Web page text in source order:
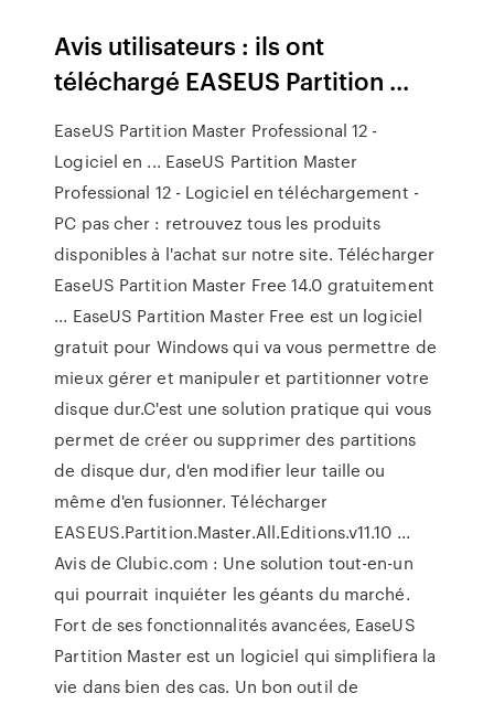
Avis utilisateurs : ils ont
téléchargé EASEUS Partition ...
EaseUS Partition Master Professional 12 -
Logiciel en ... EaseUS Partition Master
Professional 12 - Logiciel en téléchargement -
PC pas cher : retrouvez tous les produits
disponibles à l'achat sur notre site. Télécharger
EaseUS Partition Master Free 14.0 gratuitement
... EaseUS Partition Master Free est un logiciel
gratuit pour Windows qui va vous permettre de
mieux gérer et manipuler et partitionner votre
disque dur.C'est une solution pratique qui vous
permet de créer ou supprimer des partitions
de disque dur, d'en modifier leur taille ou
même d'en fusionner. Télécharger
EASEUS.Partition.Master.All.Editions.v11.10 ...
Avis de Clubic.com : Une solution tout-en-un
qui pourrait inquiéter les géants du marché.
Fort de ses fonctionnalités avancées, EaseUS
Partition Master est un logiciel qui simplifiera la
vie dans bien des cas. Un bon outil de